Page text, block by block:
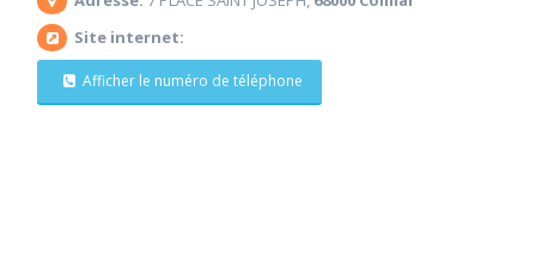
Site internet:
Afficher le numéro de téléphone